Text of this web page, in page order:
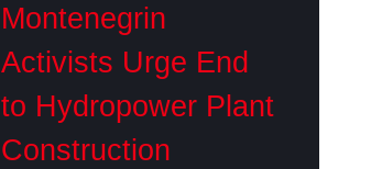
Montenegrin
Activists Urge End
to Hydropower Plant
Construction